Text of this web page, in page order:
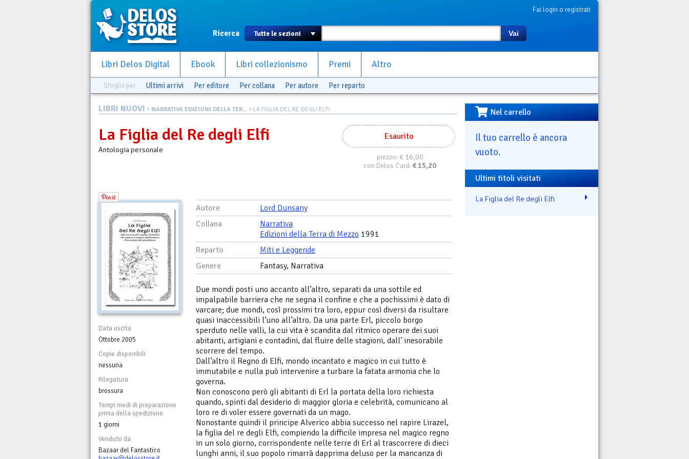
Fai login o registrati
Ricerca Vai
Libri Delos Digital Ebook Libri collezionismo Premi Altro
Sfoglia per Ultimi arrivi Per editore Per collana Per autore Per reparto
LIBRI NUOVI > NARRATIVA EDIZIONI DELLA TER... > LA FIGLIA DEL RE DEGLI ELFI
Esaurito
prezzo:€ 16,00
con Delos Card: €15,20
La Figlia del Re degli Elfi
Antologia personale
Data uscita
Ottobre 2005
Copie disponibili
nessuna
Rilegatura
brossura
Tempi medi di preparazione
prima della spedizione
1 giorni
Venduto da
Bazaar del Fantastico
Autore
Lord Dunsany
Collana
Narrativa
Edizioni della Terra di Mezzo 1991
Reparto
Miti e Leggende
Genere
Fantasy, Narrativa
Due mondi posti uno accanto all’altro, separati da una sottile ed
impalpabile barriera che ne segna il confine e che a pochissimi è dato di
varcare; due mondi, così prossimi tra loro, eppur così diversi da risultare
quasi inaccessibili l’uno all’altro. Da una parte Erl, piccolo borgo
sperduto nelle valli, la cui vita è scandita dal ritmico operare dei suoi
abitanti, artigiani e contadini, dal fluire delle stagioni, dall’ inesorabile
scorrere del tempo.
Dall’altro il Regno di Elfi, mondo incantato e magico in cui tutto è
immutabile e nulla può intervenire a turbare la fatata armonia che lo
governa.
Non conoscono però gli abitanti di Erl la portata della loro richiesta
quando, spinti dal desiderio di maggior gloria e celebrità, comunicano al
loro re di voler essere governati da un mago.
Nonostante quindi il principe Alverico abbia successo nel rapire Lirazel,
la figlia del re degli Elfi, compiendo la difficile impresa nel magico regno
in un solo giorno, corrispondente nelle terre di Erl al trascorrere di dieci
lunghi anni, il suo popolo rimarrà dapprima deluso per la mancanza di
Nel carrello
Il tuo carrello è ancora
vuoto.
Ultimi titoli visitati
La Figlia del Re degli Elfi